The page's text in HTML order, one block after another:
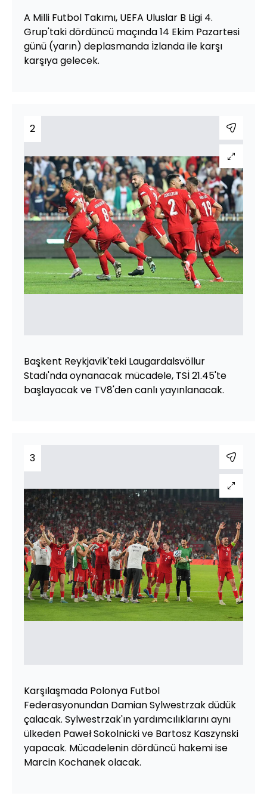
A Milli Futbol Takımı, UEFA Uluslar B Ligi 4.
Grup'taki dördüncü maçında 14 Ekim Pazartesi
günü (yarın) deplasmanda İzlanda ile karşı
karşıya gelecek.
2
Başkent Reykjavik'teki Laugardalsvöllur
Stadı'nda oynanacak mücadele, TSİ 21.45'te
başlayacak ve TV8'den canlı yayınlanacak.
3
Karşılaşmada Polonya Futbol
Federasyonundan Damian Sylwestrzak düdük
çalacak. Sylwestrzak'ın yardımcılıklarını aynı
ülkeden Paweł Sokolnicki ve Bartosz Kaszynski
yapacak. Mücadelenin dördüncü hakemi ise
Marcin Kochanek olacak.